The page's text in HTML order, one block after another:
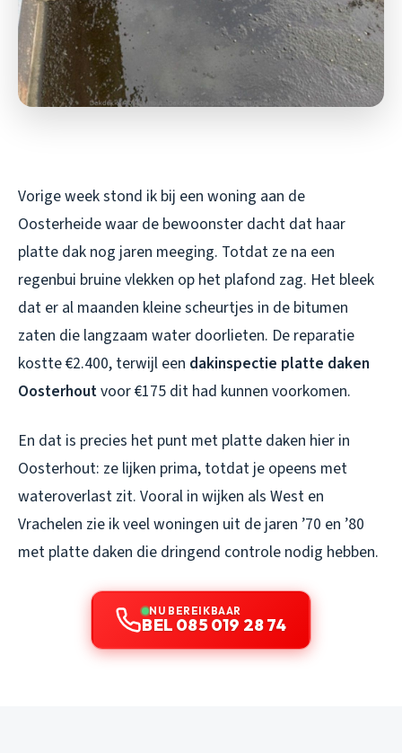
Vorige week stond ik bij een woning aan de
Oosterheide waar de bewoonster dacht dat haar
platte dak nog jaren meeging. Totdat ze na een
regenbui bruine vlekken op het plafond zag. Het bleek
dat er al maanden kleine scheurtjes in de bitumen
zaten die langzaam water doorlieten. De reparatie
kostte €2.400, terwijl een dakinspectie platte daken
Oosterhoutvoor €175 dit had kunnen voorkomen.
En dat is precies het punt met platte daken hier in
Oosterhout: ze lijken prima, totdat je opeens met
wateroverlast zit. Vooral in wijken als West en
Vrachelen zie ik veel woningen uit de jaren ’70 en ’80
met platte daken die dringend controle nodig hebben.
NU BEREIKBAAR
BEL 085 019 28 74